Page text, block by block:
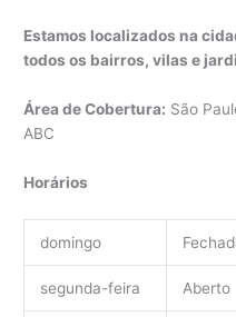
Estamos localizados na
todos os bairros, vilas e
Área de Cobertura: São
ABC
Horários
domingo
segunda-feira Aberto